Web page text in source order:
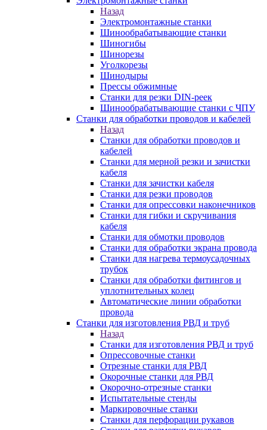
Назад
Электромонтажные станки
Шинообрабатывающие станки
Шиногибы
Шинорезы
Уголкорезы
Шинодыры
Прессы обжимные
Станки для резки DIN-реек
Шинообрабатывающие станки с ЧПУ
Станки для обработки проводов и кабелей
Назад
Станки для обработки проводов и
кабелей
Станки для мерной резки и зачистки
кабеля
Станки для зачистки кабеля
Станки для резки проводов
Станки для опрессовки наконечников
Станки для гибки и скручивания
кабеля
Станки для обмотки проводов
Станки для обработки экрана провода
Станки для нагрева термоусадочных
трубок
Станки для обработки фитингов и
уплотнительных колец
Автоматические линии обработки
провода
Станки для изготовления РВД и труб
Назад
Станки для изготовления РВД и труб
Опрессовочные станки
Отрезные станки для РВД
Окорочные станки для РВД
Окорочно-отрезные станки
Испытательные стенды
Маркировочные станки
Станки для перфорации рукавов